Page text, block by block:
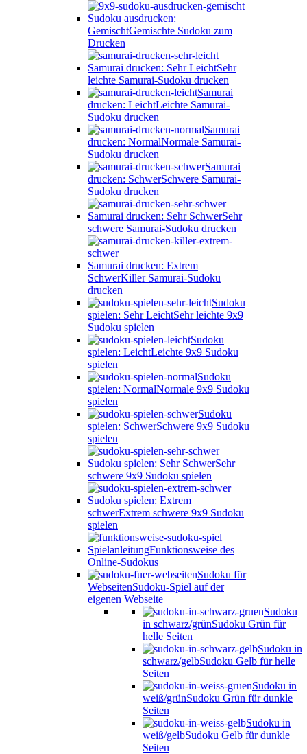
Sudoku ausdrucken:
GemischtGemischte Sudoku zum
Drucken
Samurai drucken: Sehr LeichtSehr
leichte Samurai-Sudoku drucken
Samurai
drucken: LeichtLeichte Samurai-
Sudoku drucken
Samurai
drucken: NormalNormale Samurai-
Sudoku drucken
Samurai
drucken: SchwerSchwere Samurai-
Sudoku drucken
Samurai drucken: Sehr SchwerSehr
schwere Samurai-Sudoku drucken
Samurai drucken: Extrem
SchwerKiller Samurai-Sudoku
drucken
Sudoku
spielen: Sehr LeichtSehr leichte 9x9
Sudoku spielen
Sudoku
spielen: LeichtLeichte 9x9 Sudoku
spielen
Sudoku
spielen: NormalNormale 9x9 Sudoku
spielen
Sudoku
spielen: SchwerSchwere 9x9 Sudoku
spielen
Sudoku spielen: Sehr SchwerSehr
schwere 9x9 Sudoku spielen
Sudoku spielen: Extrem
schwerExtrem schwere 9x9 Sudoku
spielen
SpielanleitungFunktionsweise des
Online-Sudokus
Sudoku für
WebseitenSudoku-Spiel auf der
eigenen Webseite
Sudoku
in schwarz/grünSudoku Grün für
helle Seiten
Sudoku in
schwarz/gelbSudoku Gelb für helle
Seiten
Sudoku in
weiß/grünSudoku Grün für dunkle
Seiten
Sudoku in
weiß/gelbSudoku Gelb für dunkle
Seiten